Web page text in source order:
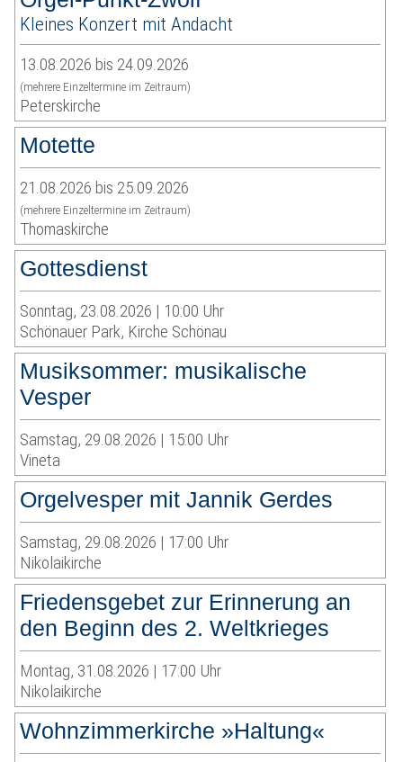
Kleines Konzert mit Andacht
13.08.2026 bis 24.09.2026
(mehrere Einzeltermine im Zeitraum)
Peterskirche
Motette
21.08.2026 bis 25.09.2026
(mehrere Einzeltermine im Zeitraum)
Thomaskirche
Gottesdienst
Sonntag, 23.08.2026 | 10:00 Uhr
Schönauer Park, Kirche Schönau
Musiksommer: musikalische
Vesper
Samstag, 29.08.2026 | 15:00 Uhr
Vineta
Orgelvesper mit Jannik Gerdes
Samstag, 29.08.2026 | 17:00 Uhr
Nikolaikirche
Friedensgebet zur Erinnerung an
den Beginn des 2. Weltkrieges
Montag, 31.08.2026 | 17:00 Uhr
Nikolaikirche
Wohnzimmerkirche »Haltung«